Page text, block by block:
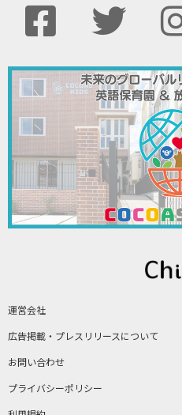
運営会社
広告掲載・プレスリリースについて
お問い合わせ
プライバシーポリシー